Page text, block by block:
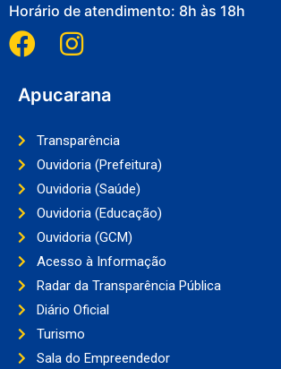
Horário de atendimento: 8h às 18h
Apucarana
Transparência
Ouvidoria (Prefeitura)
Ouvidoria (Saúde)
Ouvidoria (Educação)
Ouvidoria (GCM)
Acesso à Informação
Radar da Transparência Pública
Diário Oficial
Turismo
Sala do Empreendedor